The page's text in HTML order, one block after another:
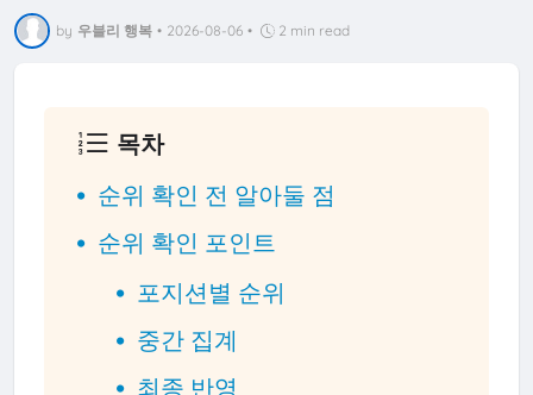
by 우블리 행복 • 2026-08-06 • 2 min read
목차
순위 확인 전 알아둘 점
순위 확인 포인트
포지션별 순위
중간 집계
최종 반영